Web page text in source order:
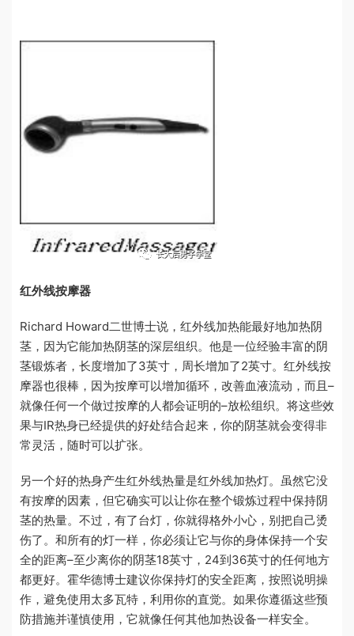
红外线按摩器
Richard Howard二世博士说，红外线加热能最好地加热阴
茎，因为它能加热阴茎的深层组织。他是一位经验丰富的阴
茎锻炼者，长度增加了3英寸，周长增加了2英寸。红外线按
摩器也很棒，因为按摩可以增加循环，改善血液流动，而且–
就像任何一个做过按摩的人都会证明的–放松组织。将这些效
果与IR热身已经提供的好处结合起来，你的阴茎就会变得非
常灵活，随时可以扩张。
另一个好的热身产生红外线热量是红外线加热灯。虽然它没
有按摩的因素，但它确实可以让你在整个锻炼过程中保持阴
茎的热量。不过，有了台灯，你就得格外小心，别把自己烫
伤了。和所有的灯一样，你必须让它与你的身体保持一个安
全的距离–至少离你的阴茎18英寸，24到36英寸的任何地方
都更好。霍华德博士建议你保持灯的安全距离，按照说明操
作，避免使用太多瓦特，利用你的直觉。如果你遵循这些预
防措施并谨慎使用，它就像任何其他加热设备一样安全。